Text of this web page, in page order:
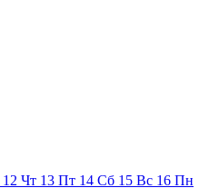
12 Чт 13 Пт 14 Сб 15 Вс 16 Пн